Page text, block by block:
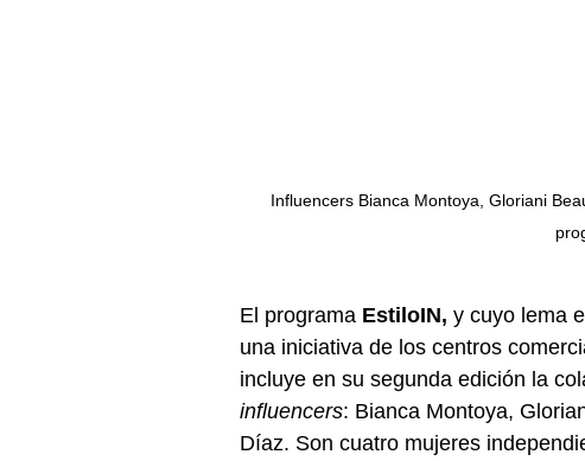
Influencers Bianca Montoya, Gloriani
El programa EstiloIN, y cuyo lema
una iniciativa de los centros
incluye en su segunda edición la
influencers: Bianca Montoya,
Díaz. Son cuatro mujeres